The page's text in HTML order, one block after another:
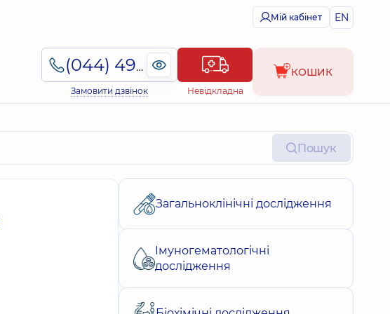
Мій кабінет EN
(044) 495-2-888
Замовити дзвінок Невідкладна
КОШИК
Пошук
Загальноклінічні дослідження
Імуногематологічні
дослідження